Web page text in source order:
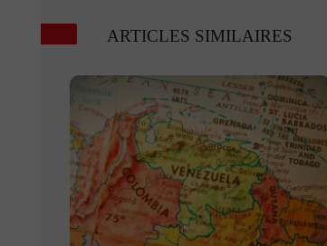
ARTICLES SIMILAIRES